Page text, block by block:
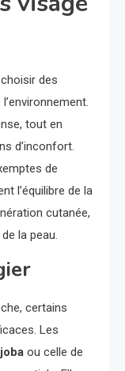
des
tout en
d’inconfort.
de
l’équilibre de la
cutanée,
la peau.
certains
Les
ou celle de